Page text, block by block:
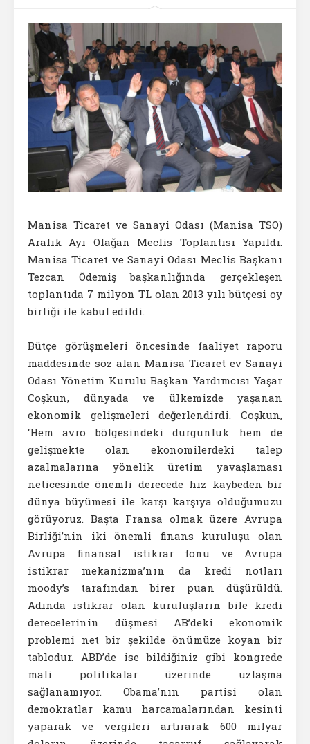
Manisa Ticaret ve Sanayi Odası (Manisa TSO)
Aralık Ayı Olağan Meclis Toplantısı Yapıldı.
Manisa Ticaret ve Sanayi Odası Meclis Başkanı
Tezcan Ödemiş başkanlığında gerçekleşen
toplantıda 7 milyon TL olan 2013 yılı bütçesi oy
birliği ile kabul edildi.
Bütçe görüşmeleri öncesinde faaliyet raporu
maddesinde söz alan Manisa Ticaret ev Sanayi
Odası Yönetim Kurulu Başkan Yardımcısı Yaşar
Coşkun, dünyada ve ülkemizde yaşanan
ekonomik gelişmeleri değerlendirdi. Coşkun,
‘Hem avro bölgesindeki durgunluk hem de
gelişmekte olan ekonomilerdeki talep
azalmalarına yönelik üretim yavaşlaması
neticesinde önemli derecede hız kaybeden bir
dünya büyümesi ile karşı karşıya olduğumuzu
görüyoruz. Başta Fransa olmak üzere Avrupa
Birliği’nin iki önemli finans kuruluşu olan
Avrupa finansal istikrar fonu ve Avrupa
istikrar mekanizma’nın da kredi notları
moody’s tarafından birer puan düşürüldü.
Adında istikrar olan kuruluşların bile kredi
derecelerinin düşmesi AB’deki ekonomik
problemi net bir şekilde önümüze koyan bir
tablodur. ABD’de ise bildiğiniz gibi kongrede
mali politikalar üzerinde uzlaşma
sağlanamıyor. Obama’nın partisi olan
demokratlar kamu harcamalarından kesinti
yaparak ve vergileri artırarak 600 milyar